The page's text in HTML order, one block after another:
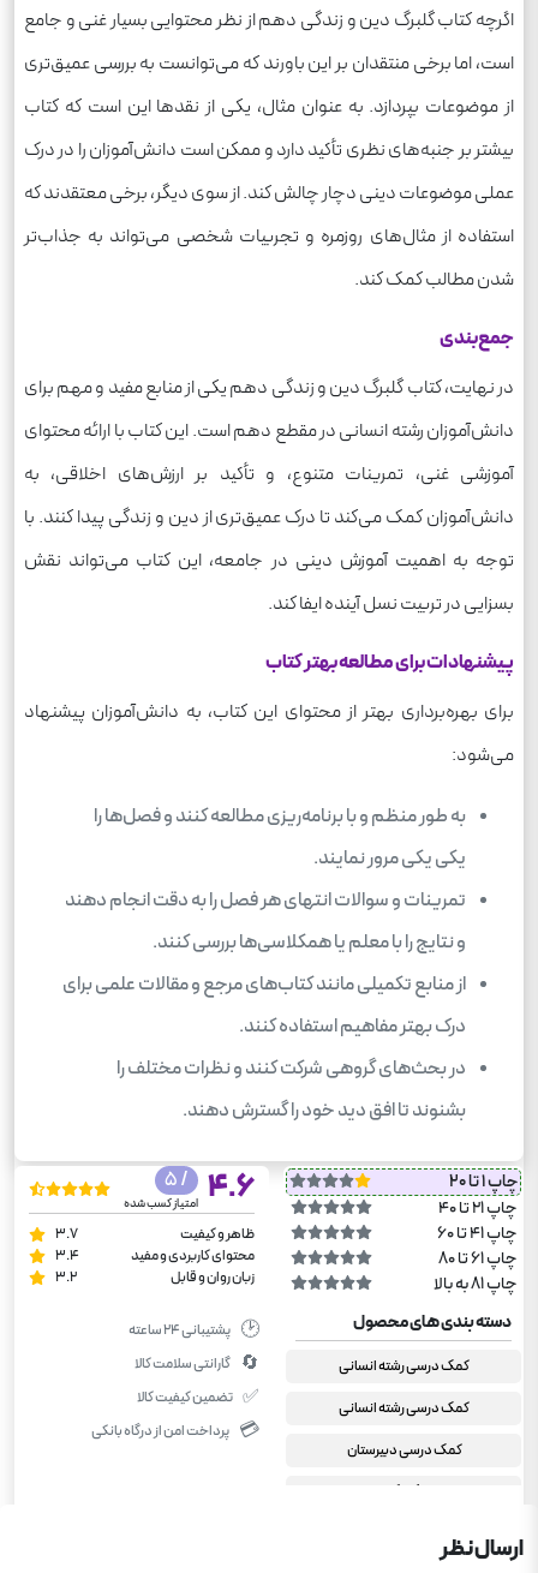
اگرچه کتاب گلبرگ دین و زندگی دهم از نظر محتوایی بسیار غنی و جامع
است، اما برخی منتقدان بر این باورند که می‌توانست به بررسی عمیق‌تری
از موضوعات بپردازد. به عنوان مثال، یکی از نقدها این است که کتاب
بیشتر بر جنبه‌های نظری تأکید دارد و ممکن است دانش‌آموزان را در درک
عملی موضوعات دینی دچار چالش کند. از سوی دیگر، برخی معتقدند که
استفاده از مثال‌های روزمره و تجربیات شخصی می‌تواند به جذاب‌تر
شدن مطالب کمک کند.
جمع‌بندی
در نهایت، کتاب گلبرگ دین و زندگی دهم یکی از منابع مفید و مهم برای
دانش‌آموزان رشته انسانی در مقطع دهم است. این کتاب با ارائه محتوای
آموزشی غنی، تمرینات متنوع، و تأکید بر ارزش‌های اخلاقی، به
دانش‌آموزان کمک می‌کند تا درک عمیق‌تری از دین و زندگی پیدا کنند. با
توجه به اهمیت آموزش دینی در جامعه، این کتاب می‌تواند نقش
بسزایی در تربیت نسل آینده ایفا کند.
پیشنهادات برای مطالعه بهتر کتاب
برای بهره‌برداری بهتر از محتوای این کتاب، به دانش‌آموزان پیشنهاد
می‌شود:
به طور منظم و با برنامه‌ریزی مطالعه کنند و فصل‌ها را
یکی یکی مرور نمایند.
تمرینات و سوالات انتهای هر فصل را به دقت انجام دهند
و نتایج را با معلم یا همکلاسی‌ها بررسی کنند.
از منابع تکمیلی مانند کتاب‌های مرجع و مقالات علمی برای
درک بهتر مفاهیم استفاده کنند.
در بحث‌های گروهی شرکت کنند و نظرات مختلف را
بشنوند تا افق دید خود را گسترش دهند.
چاپ 1 تا 20
چاپ 21 تا 40
چاپ 41 تا 60
چاپ 61 تا 80
چاپ 81 به بالا
4.6
/ 5
امتیاز کسب شده
ظاهر و کیفیت
3.7
محتوای کاربردی و مفید
3.4
زبان روان و قابل
3.2
دسته بندی های محصول
کمک درسی رشته انسانی
کمک درسی رشته انسانی
کمک درسی دبیرستان
گلبرگ
🕑 پشتیبانی ۲۴ ساعته
🔄 گارانتی سلامت کالا
✅ تضمین کیفیت کالا
💳 پرداخت امن از درگاه بانکی
ارسال نظر